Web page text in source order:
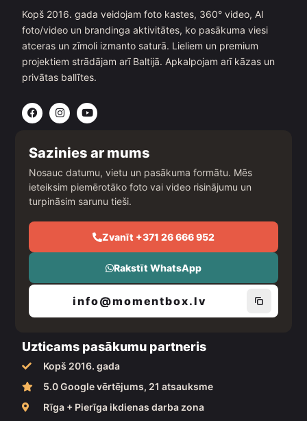
Kopš 2016. gada veidojam foto kastes, 360° video, AI
foto/video un brandinga aktivitātes, ko pasākuma viesi
atceras un zīmoli izmanto saturā. Lieliem un premium
projektiem strādājam arī Baltijā. Apkalpojam arī kāzas un
privātas ballītes.
F
a
c
b
o
o
k
I
n
s
a
g
r
a
m
Y
o
u
u
b
e
Sazinies ar mums
Nosauc datumu, vietu un pasākuma formātu. Mēs
ieteiksim piemērotāko foto vai video risinājumu un
turpināsim sarunu tieši.
Zvanīt +371 26 666 952
Rakstīt WhatsApp
info@momentbox.lv
Uzticams pasākumu partneris
Kopš 2016. gada
5.0 Google vērtējums, 21 atsauksme
Rīga + Pierīga ikdienas darba zona